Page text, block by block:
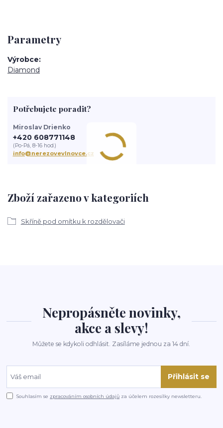
Parametry
Výrobce
Diamond
Zboží zařazeno v kategoriích
Skříně pod omítku k rozdělovači
Potřebujete poradit?
Miroslav Drienko
+420 608771148
(Po-Pá, 8-16 hod.)
info@nerezovevlnovce.cz
Nepropásněte novinky,
akce a slevy!
Můžete se kdykoli odhlásit. Zasíláme jednou za 14 dní.
Přihlásit se
Souhlasím se zpracováním osobních údajů za účelem rozesílky newsletteru.